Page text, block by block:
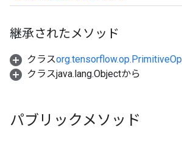
継承されたメソッド
クラスorg.tensorflow.op.PrimitiveOp
クラスjava.lang.Objectから
パブリックメソッド